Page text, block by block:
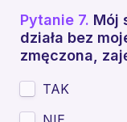
Pytanie 7. Mój
działa bez
zmęczona,
TAK